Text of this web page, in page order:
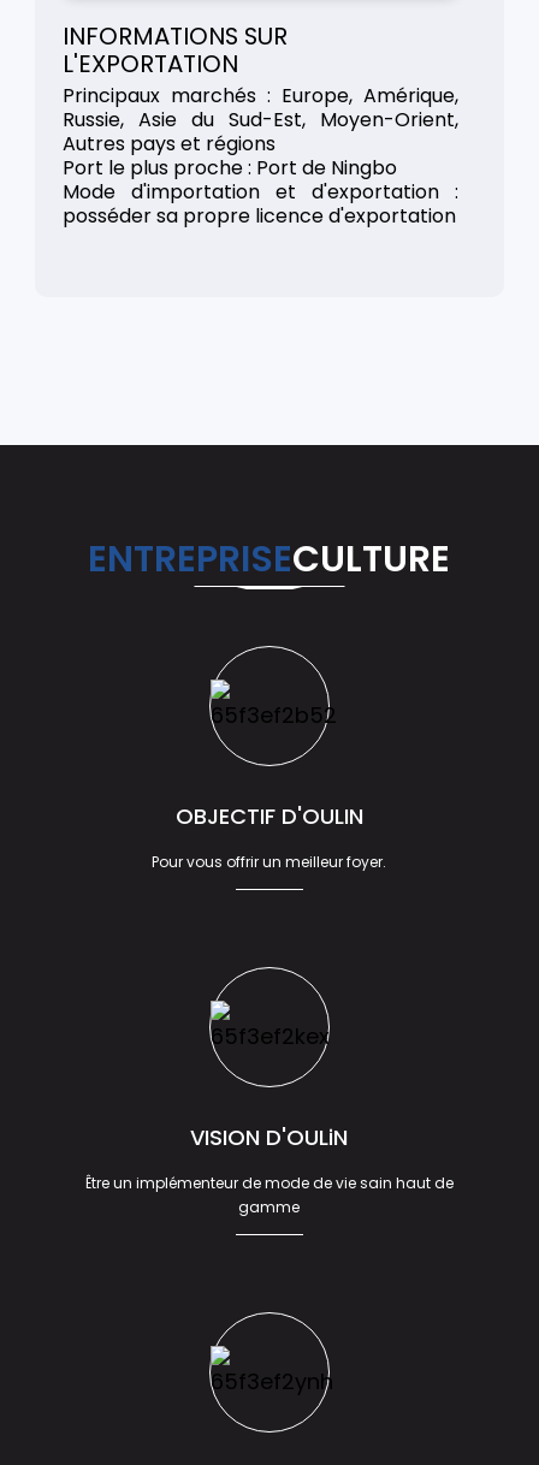
INFORMATIONS SUR
L'EXPORTATION
Principaux marchés : Europe, Amérique,
Russie, Asie du Sud-Est, Moyen-Orient,
Autres pays et régions
Port le plus proche : Port de Ningbo
Mode d'importation et d'exportation :
posséder sa propre licence d'exportation
ENTREPRISECULTURE
OBJECTIF D'OULIN
Pour vous offrir un meilleur foyer.
VISION D'OULiN
Être un implémenteur de mode de vie sain haut de
gamme